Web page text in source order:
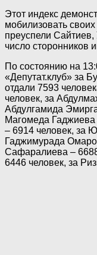
Этот индекс
мобилизовать
преуспели
число сторонников
По состоянию на
«Депутат.клуб» за
отдали 7593
человек, за
Абдулгамида
Магомеда Гаджиева
– 6914 человек, за
Гаджимурада
Сафаралиева –
6446 человек, за